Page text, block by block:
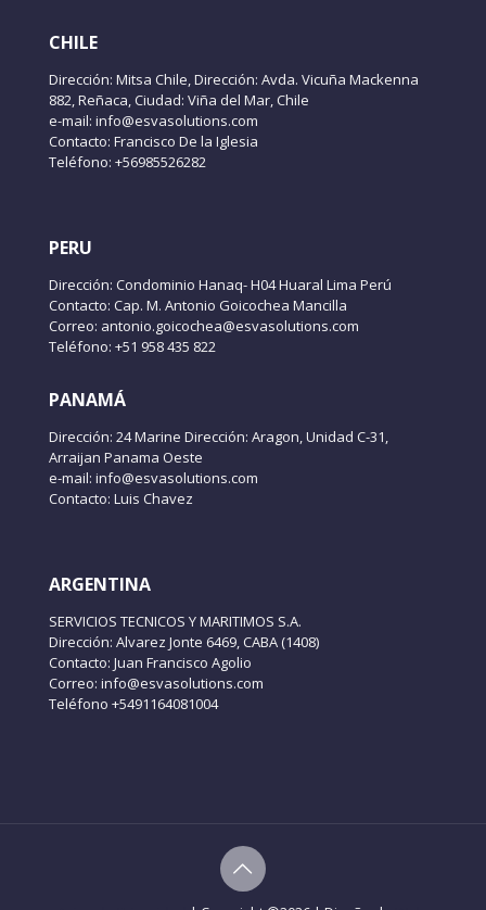
CHILE
Dirección: Mitsa Chile, Dirección: Avda. Vicuña Mackenna
882, Reñaca, Ciudad: Viña del Mar, Chile
e-mail: info@esvasolutions.com
Contacto: Francisco De la Iglesia
Teléfono: +56985526282
PERU
Dirección: Condominio Hanaq- H04 Huaral Lima Perú
Contacto: Cap. M. Antonio Goicochea Mancilla
Correo: antonio.goicochea@esvasolutions.com
Teléfono: +51 958 435 822
PANAMÁ
Dirección: 24 Marine Dirección: Aragon, Unidad C-31,
Arraijan Panama Oeste
e-mail: info@esvasolutions.com
Contacto: Luis Chavez
ARGENTINA
SERVICIOS TECNICOS Y MARITIMOS S.A.
Dirección: Alvarez Jonte 6469, CABA (1408)
Contacto: Juan Francisco Agolio
Correo: info@esvasolutions.com
Teléfono +5491164081004